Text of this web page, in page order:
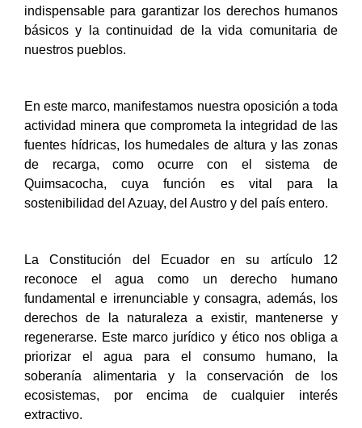
indispensable para garantizar los derechos humanos
básicos y la continuidad de la vida comunitaria de
nuestros pueblos.
En este marco, manifestamos nuestra oposición a toda
actividad minera que comprometa la integridad de las
fuentes hídricas, los humedales de altura y las zonas
de recarga, como ocurre con el sistema de
Quimsacocha, cuya función es vital para la
sostenibilidad del Azuay, del Austro y del país entero.
La Constitución del Ecuador en su artículo 12
reconoce el agua como un derecho humano
fundamental e irrenunciable y consagra, además, los
derechos de la naturaleza a existir, mantenerse y
regenerarse. Este marco jurídico y ético nos obliga a
priorizar el agua para el consumo humano, la
soberanía alimentaria y la conservación de los
ecosistemas, por encima de cualquier interés
extractivo.